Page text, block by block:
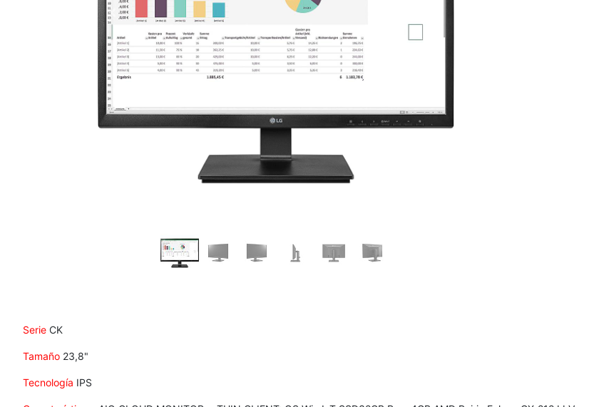
Serie CK
Tamaño 23,8"
Tecnología IPS